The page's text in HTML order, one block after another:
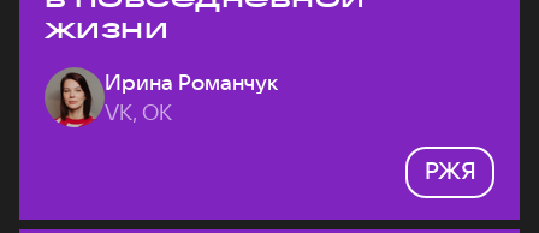
жизни
Ирина Романчук
VK, ОК
РЖЯ